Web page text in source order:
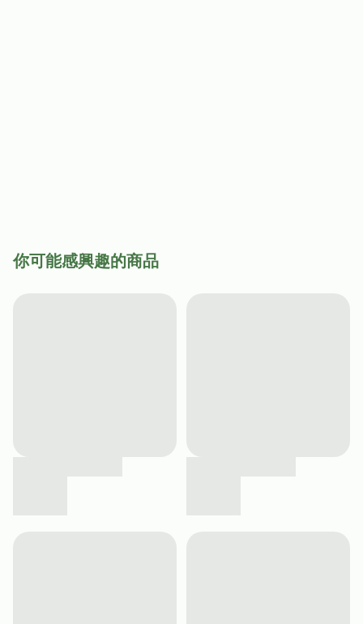
你可能感興趣的商品